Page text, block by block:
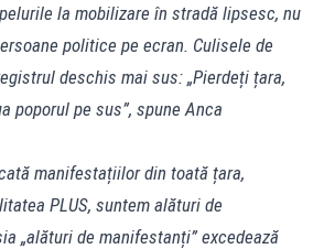
la mobilizare în stradă lipsesc, nu
politice pe ecran. Culisele de
deschis mai sus: „Pierdeți țara,
poporul pe sus”, spune Anca
manifestațiilor din toată țara,
PLUS, suntem alături de
„alături de manifestanți” excedează